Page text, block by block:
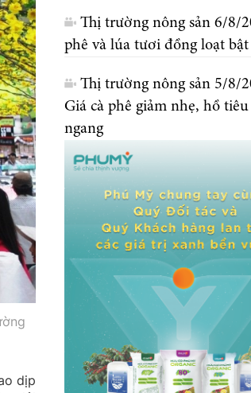
dịp
Thị trường nông sản 6/8/
phê và lúa tươi đồng loạt
Thị trường nông sản 5/8/
Giá cà phê giảm nhẹ, hồ
ngang